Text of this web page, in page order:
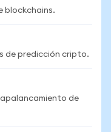
blockchains.
de predicción cripto.
de